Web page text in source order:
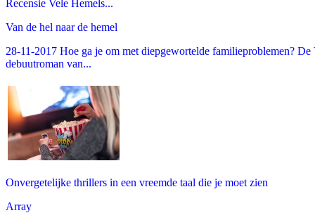
Recensie Vele Hemels...
Van de hel naar de hemel
28-11-2017 Hoe ga je om met diepgewortelde familieproblemen?
debuutroman van...
Onvergetelijke thrillers in een vreemde taal die je moet zien
Array